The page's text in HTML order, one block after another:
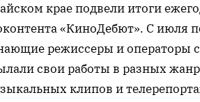
крае подвели итоги
«КиноДебют». С июля
режиссеры и операторы
свои работы в разных
клипов и